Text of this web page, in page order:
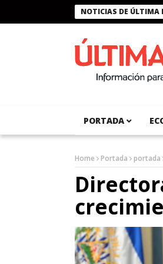
NOTICIAS DE ÚLTIMA
Presidente Bukele condecora
PORTADA
Home Portada portada